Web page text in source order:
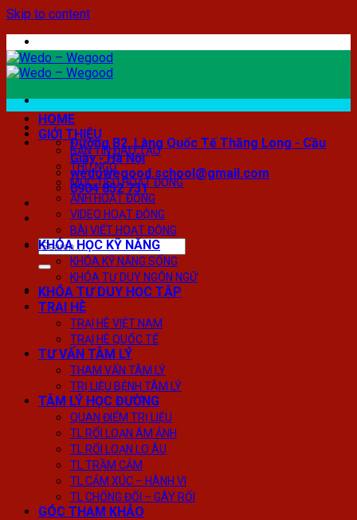
Skip to content
Đường B2, Làng Quốc Tế Thăng Long - Cầu
Giấy - Hà Nội
wedowegood.school@gmail.com
0904 852 731
HOME
GIỚI THIỆU
BẢN TIN ĐÀO TẠO
THƯ NGỎ
MỤC TIÊU HOẠT ĐỘNG
ẢNH HOẠT ĐỘNG
VIDEO HOẠT ĐỘNG
BÀI VIẾT HOẠT ĐỘNG
KHÓA HỌC KỸ NĂNG
KHÓA KỸ NĂNG SỐNG
KHÓA TƯ DUY NGÔN NGỮ
KHÓA TƯ DUY HỌC TẬP
TRẠI HÈ
TRẠI HÈ VIỆT NAM
TRẠI HÈ QUỐC TẾ
TƯ VẤN TÂM LÝ
THAM VẤN TÂM LÝ
TRỊ LIỆU BỆNH TÂM LÝ
TÂM LÝ HỌC ĐƯỜNG
QUAN ĐIỂM TRỊ LIỆU
TL RỐI LOẠN ÁM ẢNH
TL RỐI LOẠN LO ÂU
TL TRẦM CẢM
TL CẢM XÚC – HÀNH VI
TL CHỐNG ĐỐI – GÂY RỐI
GÓC THAM KHẢO